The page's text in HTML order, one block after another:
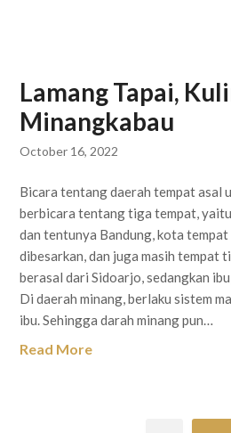
Lamang Tapai,
Minangkabau
October 16, 2022
Bicara tentang daerah tempat asal
berbicara tentang tiga tempat,
dan tentunya Bandung, kota
dibesarkan, dan juga masih tempat
berasal dari Sidoarjo, sedangkan
Di daerah minang, berlaku sistem
ibu. Sehingga darah minang pun…
Read More